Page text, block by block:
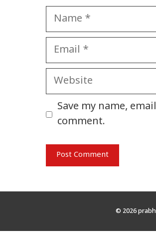
Name
Email
Website
Save my name,
comment.
© 2026